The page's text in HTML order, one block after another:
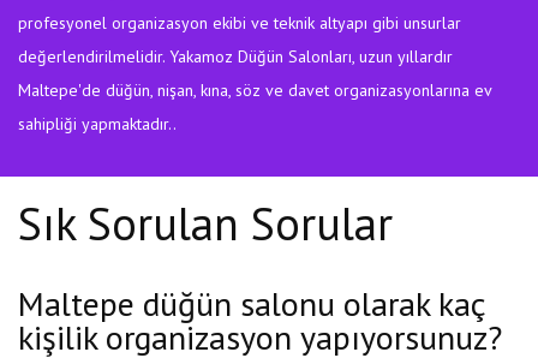
profesyonel organizasyon ekibi ve teknik altyapı gibi unsurlar
değerlendirilmelidir. Yakamoz Düğün Salonları, uzun yıllardır
Maltepe'de düğün, nişan, kına, söz ve davet organizasyonlarına ev
sahipliği yapmaktadır..
Sık Sorulan Sorular
Maltepe düğün salonu olarak kaç
kişilik organizasyon yapıyorsunuz?